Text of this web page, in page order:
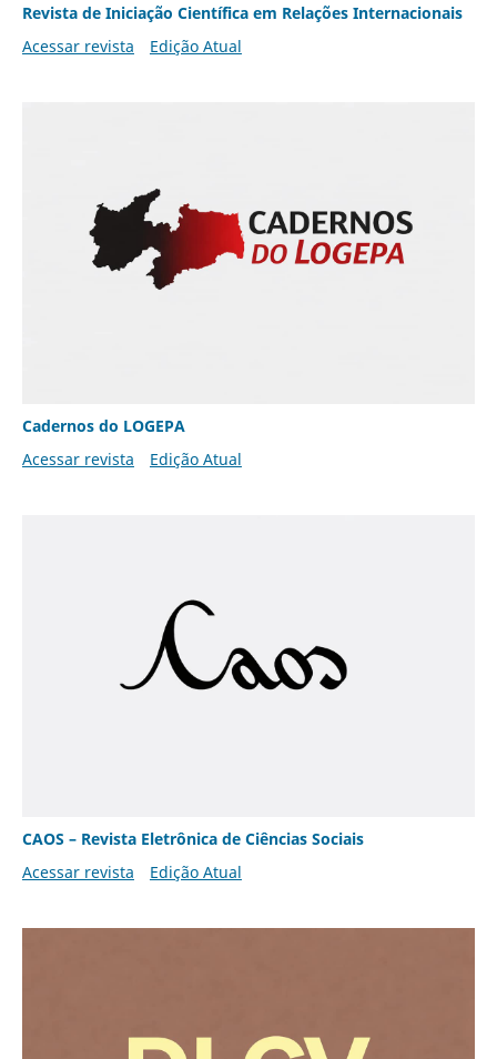
Revista de Iniciação Científica em Relações Internacionais
Acessar revista
Edição Atual
Cadernos do LOGEPA
Acessar revista
Edição Atual
CAOS – Revista Eletrônica de Ciências Sociais
Acessar revista
Edição Atual